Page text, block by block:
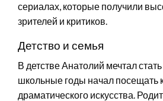
сериалах, которые получили
зрителей и критиков.
Детство и семья
В детстве Анатолий мечтал
школьные годы начал посещать
драматического искусства.